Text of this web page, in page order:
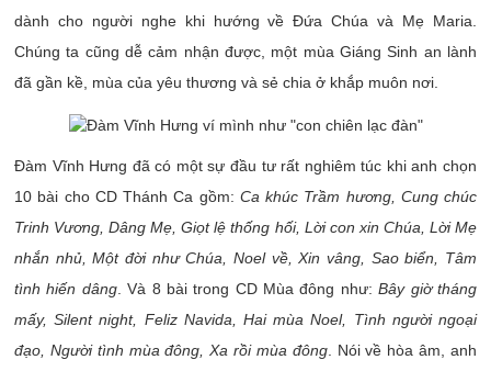
dành cho người nghe khi hướng về Đứa Chúa và Mẹ Maria.
Chúng ta cũng dễ cảm nhận được, một mùa Giáng Sinh an lành
đã gần kề, mùa của yêu thương và sẻ chia ở khắp muôn nơi.
Đàm Vĩnh Hưng đã có một sự đầu tư rất nghiêm túc khi anh chọn
10 bài cho CD Thánh Ca gồm: Ca khúc Trầm hương, Cung chúc
Trinh Vương, Dâng Mẹ, Giọt lệ thống hối, Lời con xin Chúa, Lời Mẹ
nhắn nhủ, Một đời như Chúa, Noel về, Xin vâng, Sao biển, Tâm
tình hiến dâng.Và 8 bài trong CD Mùa đông như:Bây giờ tháng
mấy, Silent night, Feliz Navida, Hai mùa Noel, Tình người ngoại
đạo, Người tình mùa đông, Xa rồi mùa đông. Nói về hòa âm, anh